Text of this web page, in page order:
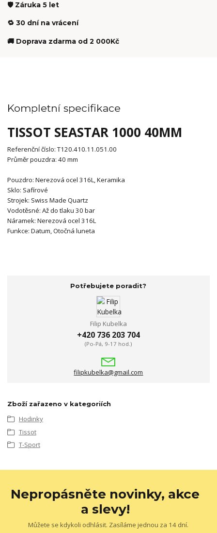
🛡️ Záruka 5 let
🔁 30 dní na vrácení
🚚 Doprava zdarma od 2 000Kč
Kompletní specifikace
TISSOT SEASTAR 1000 40MM
Referenční číslo: T120.410.11.051.00
Průměr pouzdra: 40 mm
Pouzdro: Nerezová ocel 316L, Keramika
Sklo: Safírové
Strojek: Swiss Made Quartz
Vodotěsné: Až do tlaku 30 bar
Náramek: Nerezová ocel 316L
Funkce: Datum, Otočná luneta
Potřebujete poradit?
Filip Kubelka
+420 736 203 704
(Po-Pá, 9-17 hod.)
filipkubelka@gmail.com
Zboží zařazeno v kategoriích
Hodinky
Tissot
T-Sport
Nepropásněte novinky, akce
a slevy!
Můžete se kdykoli odhlásit. Zasíláme jednou za 14 dní.